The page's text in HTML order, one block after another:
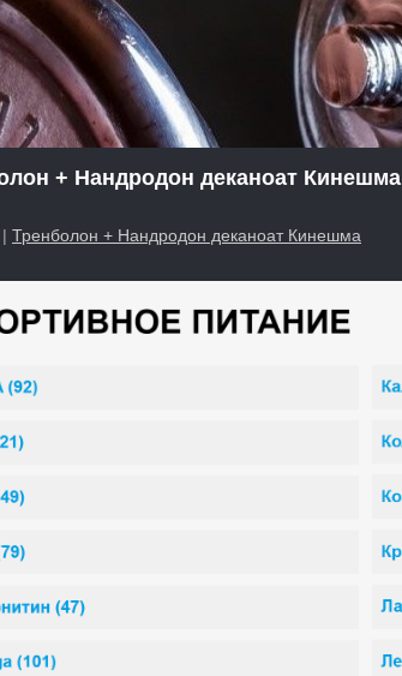
+ Нандродон деканоат Кинешма
| Тренболон + Нандродон деканоат Кинешма